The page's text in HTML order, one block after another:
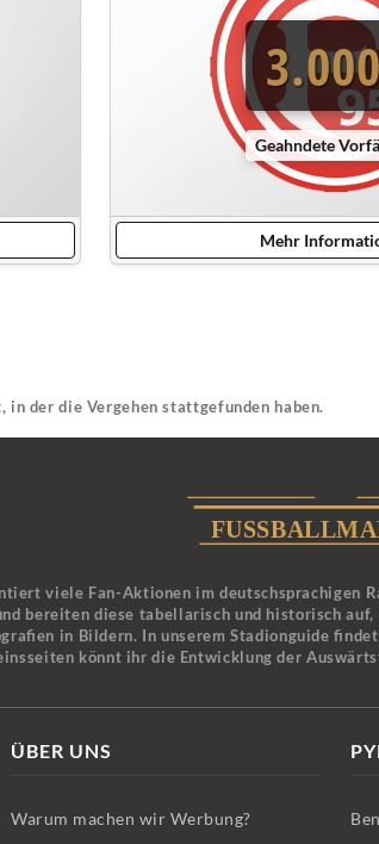
Geahndete
Mehr
in der die Vergehen stattgefunden haben.
viele Fan-Aktionen im deutschsprachigen
bereiten diese tabellarisch und historisch
in Bildern. In unserem Stadionguide
könnt ihr die Entwicklung der
ÜBER UNS
Warum machen wir Werbung?